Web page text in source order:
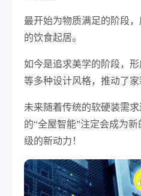
最开始为物质满足的阶段
的饮食起居。
如今是追求美学的阶段，
等多种设计风格，推动了家
未来随着传统的软硬装需
的“全屋智能”注定会成为
级的新动力！